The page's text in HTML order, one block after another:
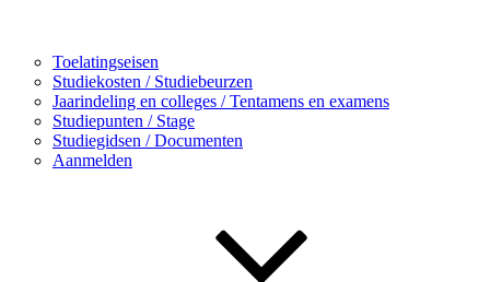
Toelatingseisen
Studiekosten / Studiebeurzen
Jaarindeling en colleges / Tentamens en examens
Studiepunten / Stage
Studiegidsen / Documenten
Aanmelden